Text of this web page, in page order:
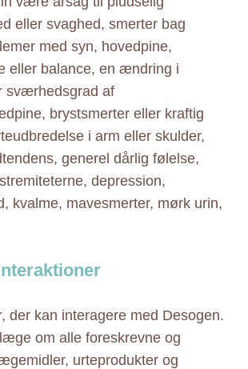
eller svaghed, smerter bag
med syn, hovedpine,
eller balance, en ændring i
sværhedsgrad af
brystsmerter eller kraftig
i arm eller skulder,
generel dårlig følelse,
depression,
kvalme, mavesmerter, mørk urin,
der kan interagere med Desogen.
om alle foreskrevne og
urteprodukter og